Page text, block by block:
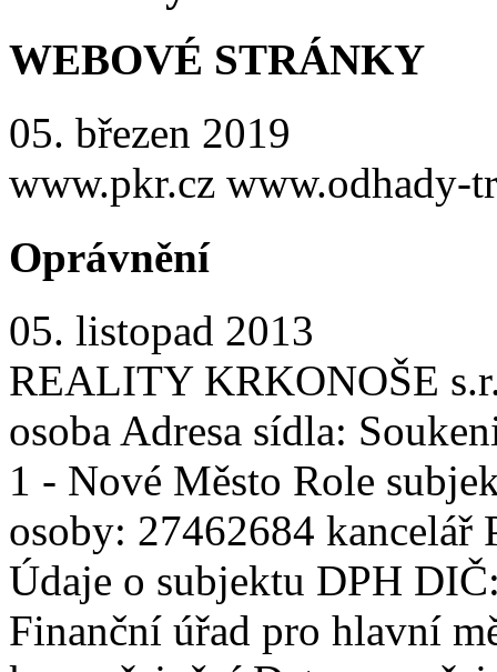
WEBOVÉ STRÁNKY
05. březen 2019
www.pkr.cz www.odhady-
Oprávnění
05. listopad 2013
REALITY KRKONOŠE
osoba Adresa sídla:
1 - Nové Město Role
osoby: 27462684 kancelář
Údaje o subjektu DPH
Finanční úřad pro hlavní